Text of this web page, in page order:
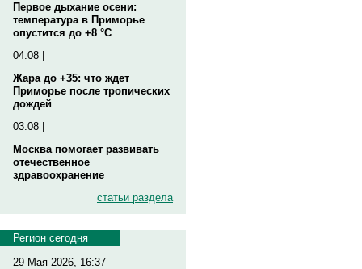
Первое дыхание осени:
температура в Приморье
опустится до +8 °C
04.08 |
Жара до +35: что ждет
Приморье после тропических
дождей
03.08 |
Москва помогает развивать
отечественное
здравоохранение
статьи раздела
Регион сегодня
29 Мая 2026, 16:37